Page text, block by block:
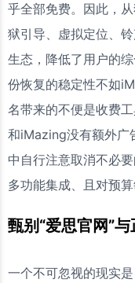
乎全部免费。因此，
狱引导、虚拟定位、
生态，降低了用户的
份恢复的稳定性不如
名带来的不便是收费
和iMazing没有额外广
中自行注意取消不必
多功能集成、且对预算
甄别“爱思官网”
一个不可忽视的现实